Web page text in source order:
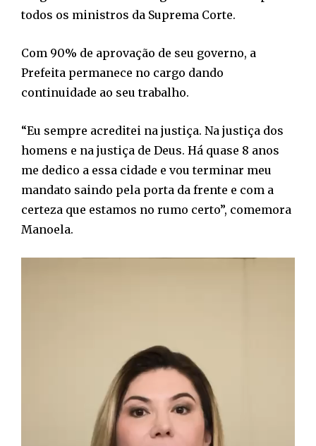
todos os ministros da Suprema Corte.
Com 90% de aprovação de seu governo, a
Prefeita permanece no cargo dando
continuidade ao seu trabalho.
“Eu sempre acreditei na justiça. Na justiça dos
homens e na justiça de Deus. Há quase 8 anos
me dedico a essa cidade e vou terminar meu
mandato saindo pela porta da frente e com a
certeza que estamos no rumo certo”, comemora
Manoela.